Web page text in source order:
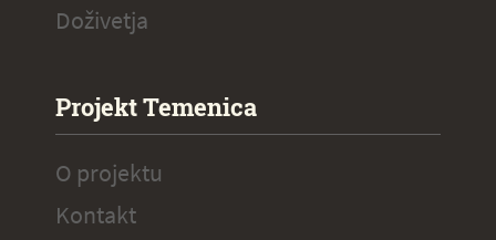
Doživetja
Projekt Temenica
O projektu
Kontakt